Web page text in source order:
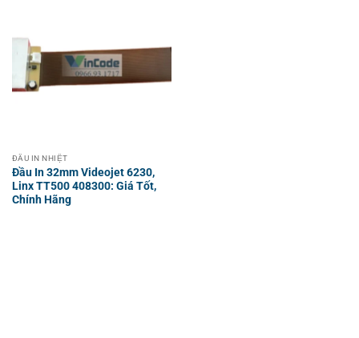
ĐẦU IN NHIỆT
Đầu In 32mm Videojet 6230,
Linx TT500 408300: Giá Tốt,
Chính Hãng